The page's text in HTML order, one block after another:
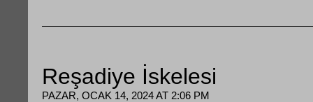
Reşadiye İskelesi
PAZAR, OCAK 14, 2024 AT 2:06 PM